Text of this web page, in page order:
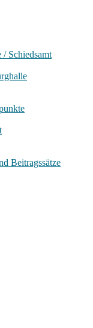
/ Schiedsamt
Beitragssätze